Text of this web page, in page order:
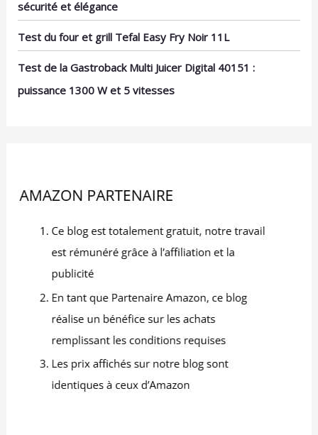
sécurité et élégance
Test du four et grill Tefal Easy Fry Noir 11L
Test de la Gastroback Multi Juicer Digital 40151 :
puissance 1300 W et 5 vitesses